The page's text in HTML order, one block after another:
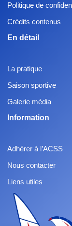
Politique de
Crédits contenus
En détail
La pratique
Saison sportive
Galerie média
Information
Adhérer à l’ACSS
Nous contacter
Liens utiles